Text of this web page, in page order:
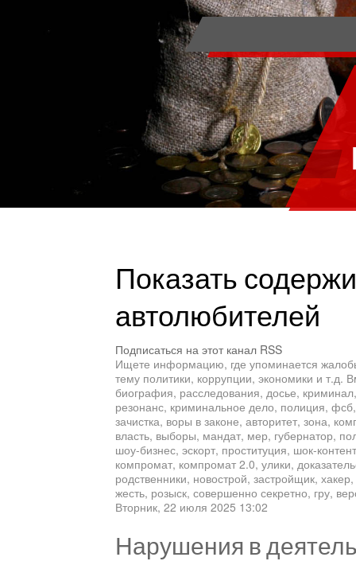
Показать
автолюбителей
Подписаться на этот канал RSS
Ищете информацию, где упоминается
тему политики, коррупции, экономики и
биография, расследования, досье,
резонанс, криминальное дело, полиция,
зачистка, воры в законе, авторитет, зона,
власть, выборы, мандат, мер, губернатор,
шоу-бизнес, эскорт, проституция, шок-
компромат, компромат 2.0, улики,
родственники, новострой, застройщик,
жесть, розыск, совершенно секретно, гру,
Вторник, 22 июля 2025 13:02
Нарушения в